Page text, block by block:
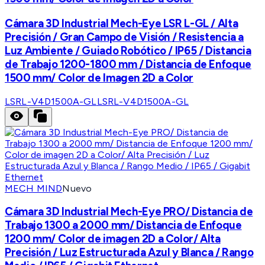
Cámara 3D Industrial Mech-Eye LSR L-GL / Alta
Precisión / Gran Campo de Visión / Resistencia a
Luz Ambiente / Guiado Robótico / IP65 / Distancia
de Trabajo 1200-1800 mm / Distancia de Enfoque
1500 mm/ Color de Imagen 2D a Color
LSRL-V4D1500A-GLLSRL-V4D1500A-GL
MECH MINDNuevo
Cámara 3D Industrial Mech-Eye PRO/ Distancia de
Trabajo 1300 a 2000 mm/ Distancia de Enfoque
1200 mm/ Color de imagen 2D a Color/ Alta
Precisión / Luz Estructurada Azul y Blanca / Rango